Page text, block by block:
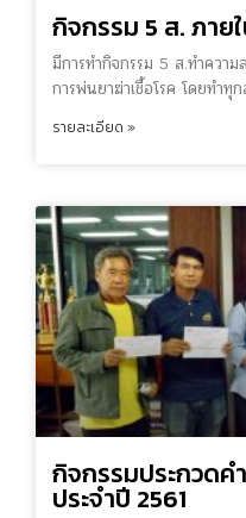
กิจกรรม 5 ส. ภาย
มีการทำกิจกรรม 5 ส.ทำควา
การพ่นยาฆ่าเชื้อโรค โดยทำทุ
รายละเอียด »
กิจกรรมประกวด
ประจำปี 2561